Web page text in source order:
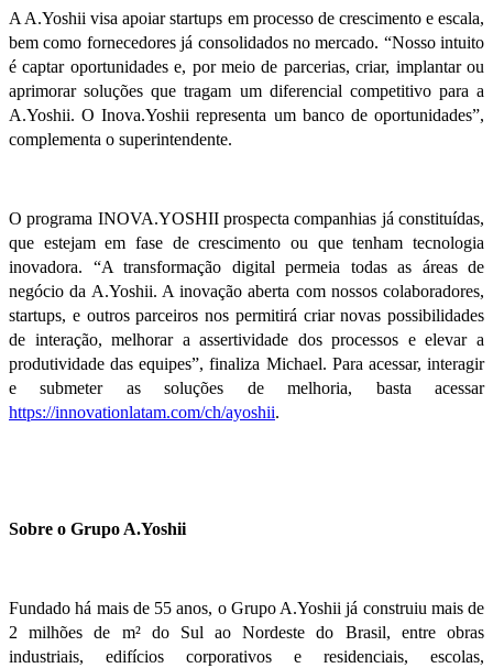
A A.Yoshii visa apoiar startups em processo de crescimento e escala,
bem como fornecedores já consolidados no mercado. “Nosso intuito
é captar oportunidades e, por meio de parcerias, criar, implantar ou
aprimorar soluções que tragam um diferencial competitivo para a
A.Yoshii. O Inova.Yoshii representa um banco de oportunidades”,
complementa o superintendente.
O programa INOVA.YOSHII prospecta companhias já constituídas,
que estejam em fase de crescimento ou que tenham tecnologia
inovadora. “A transformação digital permeia todas as áreas de
negócio da A.Yoshii. A inovação aberta com nossos colaboradores,
startups, e outros parceiros nos permitirá criar novas possibilidades
de interação, melhorar a assertividade dos processos e elevar a
produtividade das equipes”, finaliza Michael. Para acessar, interagir
e submeter as soluções de melhoria, basta acessar
https://innovationlatam.com/ch/ayoshii.
Sobre o Grupo A.Yoshii
Fundado há mais de 55 anos, o Grupo A.Yoshii já construiu mais de
2 milhões de m² do Sul ao Nordeste do Brasil, entre obras
industriais, edifícios corporativos e residenciais, escolas,